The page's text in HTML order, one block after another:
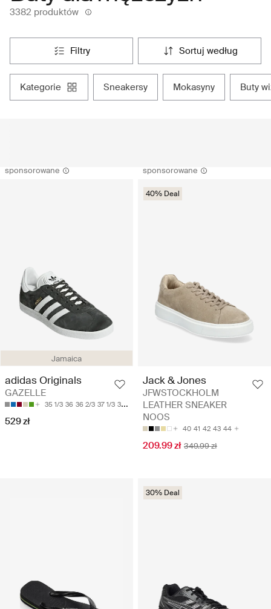
3382 produktów
filtry sortuj według
kategorie sneakersy mokasyny buty
sponsorowane
Jamaica
adidas Originals
GAZELLE
35 1/3 36 36 2/3 37 1/3 38
529 zł
sponsorowane
40% Deal
Jack & Jones
JFWSTOCKHOLM
LEATHER SNEAKER
NOOS
40 41 42 43 44
209.99 zł 349.99 zł
30% Deal